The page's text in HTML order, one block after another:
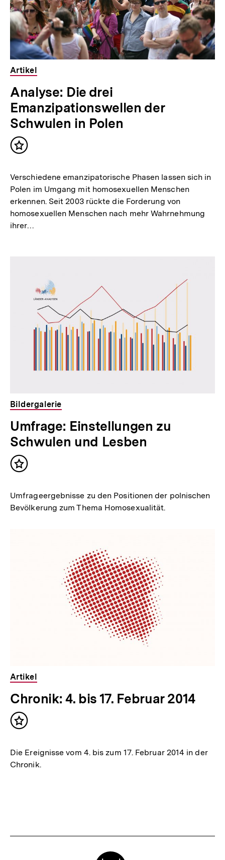
Artikel
Analyse: Die drei
Emanzipationswellen der
Schwulen in Polen
Inhalt
Verschiedene emanzipatorische Phasen lassen sich in
Polen im Umgang mit homosexuellen Menschen
erkennen. Seit 2003 rückte die Forderung von
homosexuellen Menschen nach mehr Wahrnehmung
ihrer…
Bildergalerie
Umfrage: Einstellungen zu
Schwulen und Lesben
Inhalt
Umfrageergebnisse zu den Positionen der polnischen
Bevölkerung zum Thema Homosexualität.
Artikel
Chronik: 4. bis 17. Februar 2014
Inhalt
Die Ereignisse vom 4. bis zum 17. Februar 2014 in der
Chronik.